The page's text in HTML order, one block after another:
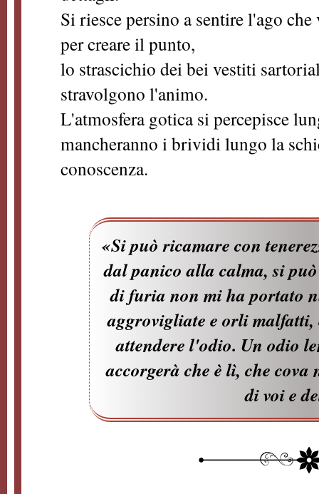
Si riesce persino a sentire l'ago
per creare il punto,
lo strascichio dei bei vestiti
stravolgono l'animo.
L'atmosfera gotica si percepisce
mancheranno i brividi lungo la
conoscenza.
«Si può ricamare con
dal panico alla calma, si
di furia non mi ha portato
aggrovigliate e orli
attendere l'odio. Un odio
accorgerà che è lì, che
di voi e